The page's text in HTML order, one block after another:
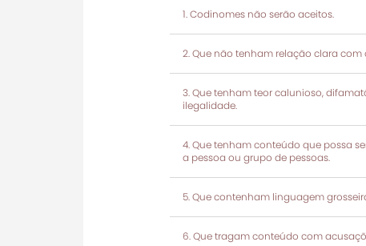
Codinomes não serão aceitos.
Que não tenham relação clara
Que tenham teor calunioso,
ilegalidade.
Que tenham conteúdo que possa
a pessoa ou grupo de pessoas.
Que contenham linguagem
Que tragam conteúdo com